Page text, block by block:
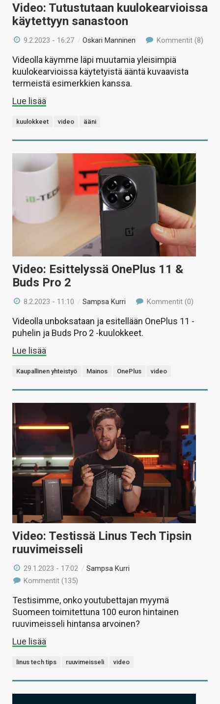
Video: Tutustutaan kuulokearvioissa
käytettyyn sanastoon
9.2.2023 - 16:27 /Oskari Manninen Kommentit (8)
Videolla käymme läpi muutamia yleisimpiä
kuulokearvioissa käytetyistä ääntä kuvaavista
termeistä esimerkkien kanssa.
Lue lisää
kuulokkeet video ääni
Video: Esittelyssä OnePlus 11 &
Buds Pro 2
8.2.2023 - 11:10 /Sampsa Kurri Kommentit (0)
Videolla unboksataan ja esitellään OnePlus 11 -
puhelin ja Buds Pro 2 -kuulokkeet.
Lue lisää
Kaupallinen yhteistyö Mainos OnePlus video
Video: Testissä Linus Tech Tipsin
ruuvimeisseli
29.1.2023 - 17:02 /Sampsa Kurri
Kommentit (135)
Testisimme, onko youtubettajan myymä
Suomeen toimitettuna 100 euron hintainen
ruuvimeisseli hintansa arvoinen?
Lue lisää
linus tech tips ruuvimeisseli video